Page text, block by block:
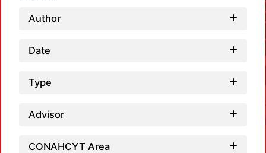
Author
Date
Type
Advisor
CONAHCYT Area